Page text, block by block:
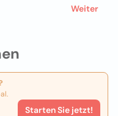
Starten Sie jetzt!
Weiter